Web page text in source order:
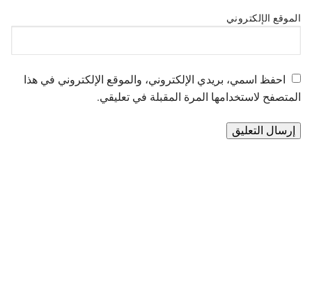
الموقع الإلكتروني
احفظ اسمي، بريدي الإلكتروني، والموقع الإلكتروني في هذا
المتصفح لاستخدامها المرة المقبلة في تعليقي.